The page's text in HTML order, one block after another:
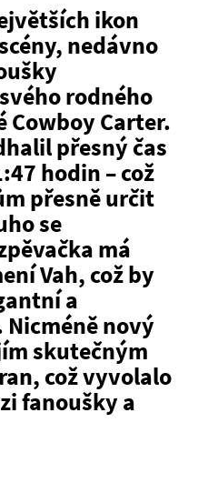
ikon
nedávno
rodného
Cowboy Carter.
přesný čas
hodin – což
přesně určit
se
má
Vah, což by
a
nový
skutečným
což vyvolalo
fanoušky a